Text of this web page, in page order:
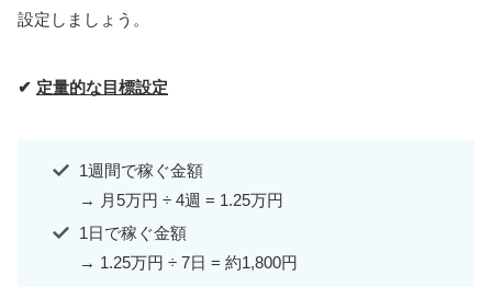
設定しましょう。
✔ 定量的な目標設定
1週間で稼ぐ金額
→ 月5万円 ÷ 4週 = 1.25万円
1日で稼ぐ金額
→ 1.25万円 ÷ 7日 = 約1,800円